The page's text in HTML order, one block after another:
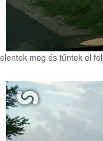
meg és tűntek el